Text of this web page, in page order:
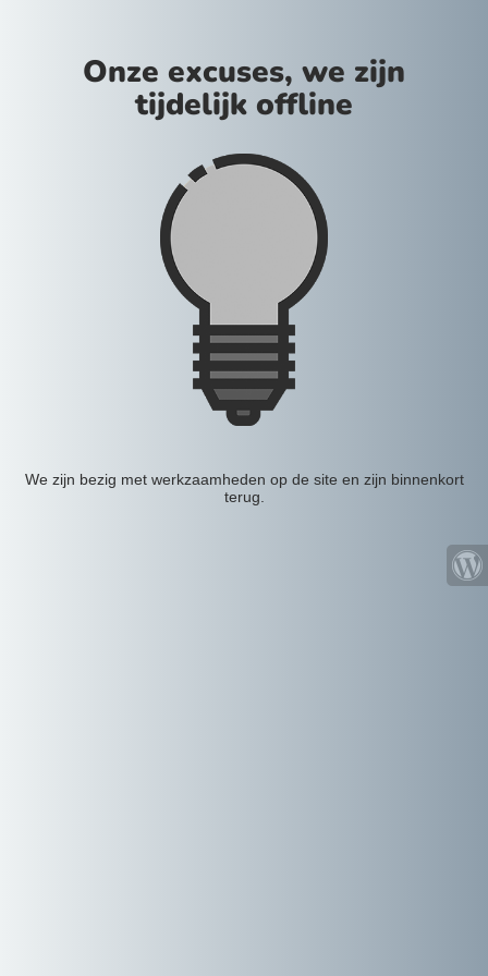
Onze excuses, we zijn
tijdelijk offline
We zijn bezig met werkzaamheden op de site en zijn binnenkort
terug.